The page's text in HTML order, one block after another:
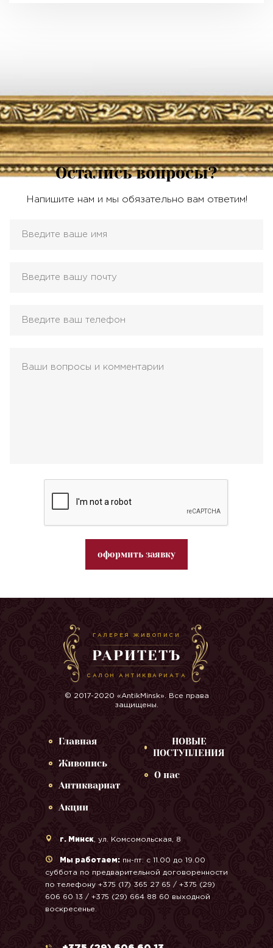
Остались вопросы?
Напишите нам и мы обязательно вам ответим!
оформить заявку
ГАЛЕРЕЯ ЖИВОПИСИ
РАРИТЕТЪ
САЛОН АНТИКВАРИАТА
© 2017-2020 «AntikMinsk». Все права
защищены.
Главная
Живопись
Антиквариат
Акции
НОВЫЕ
ПОСТУПЛЕНИЯ
О нас
г. Минск , ул. Комсомольская, 8
Мы работаем: пн-пт: с 11.00 до 19.00
суббота по предварительной договоренности
по телефону +375 (17) 365 27 65 / +375 (29)
606 60 13 / +375 (29) 664 88 60 выходной
воскресенье.